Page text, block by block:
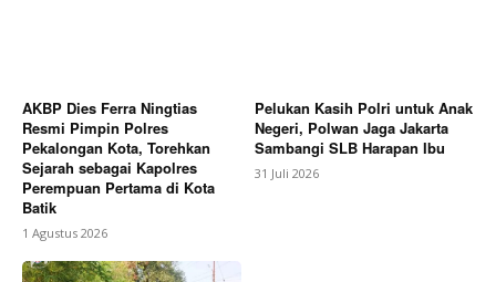
AKBP Dies Ferra Ningtias
Resmi Pimpin Polres
Pekalongan Kota, Torehkan
Sejarah sebagai Kapolres
Perempuan Pertama di Kota
Batik
1 Agustus 2026
Pelukan Kasih Polri untuk Anak
Negeri, Polwan Jaga Jakarta
Sambangi SLB Harapan Ibu
31 Juli 2026